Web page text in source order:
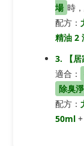
場 時
配方：
精油 2
3. 【居
適合：
除臭
配方：
50ml